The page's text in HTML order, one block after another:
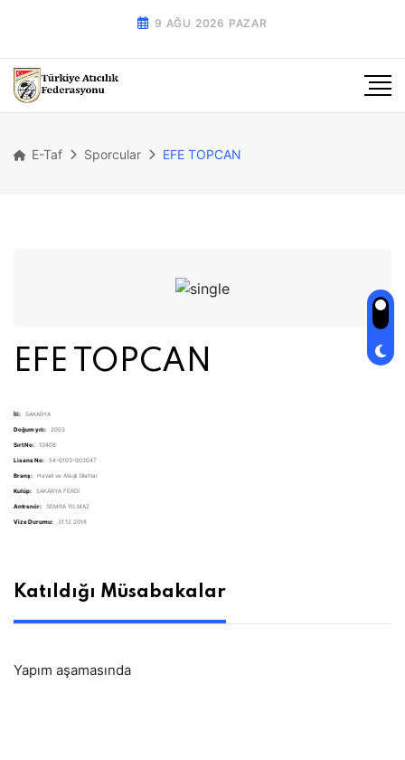
9 AĞU 2026 PAZAR
E-Taf Sporcular EFE TOPCAN
EFE TOPCAN
İli: SAKARYA
Doğum yılı: 2003
Sırt No: 10408
Lisans No: 54-0103-003047
Branş: Havalı ve Ateşli Silahlar
Kulüp: SAKARYA FERDİ
Antrenör: SEMRA YILMAZ
Vize Durumu: 31.12.2018
Katıldığı Müsabakalar
Yapım aşamasında